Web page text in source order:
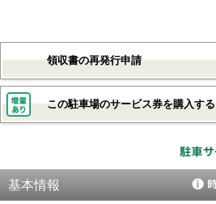
領収書の再発行申請
この駐車場のサービス券を購入する
基本情報